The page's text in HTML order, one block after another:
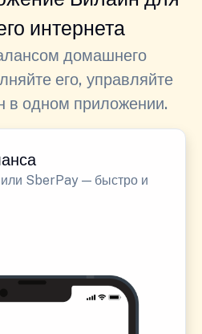
интернета
домашнего
его, управляйте
в одном приложении.
SberPay — быстро и